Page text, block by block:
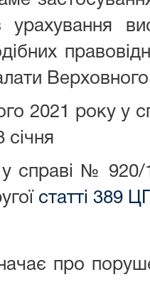
урахування
2021 року у
січня
справі №
статті 389
про